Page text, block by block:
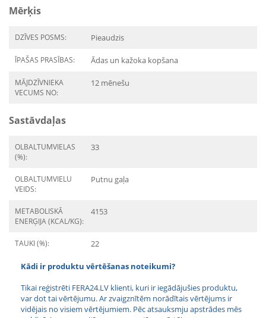
Mērķis
DZĪVES POSMS: Pieaudzis
ĪPAŠAS PRASĪBAS: Ādas un kažoka kopšana
MĀJDZĪVNIEKA
VECUMS NO:
12 mēnešu
Sastāvdaļas
OLBALTUMVIELAS
(%):
33
OLBALTUMVIELU
VEIDS:
Putnu gaļa
METABOLISKĀ
ENERĢIJA (KCAL/KG):
4153
TAUKI (%): 22
Kādi ir produktu vērtēšanas noteikumi?
Tikai reģistrēti FERA24.LV klienti, kuri ir iegādājušies produktu,
var dot tai vērtējumu. Ar zvaigznītēm norādītais vērtējums ir
vidējais no visiem vērtējumiem. Pēc atsauksmju apstrādes mēs